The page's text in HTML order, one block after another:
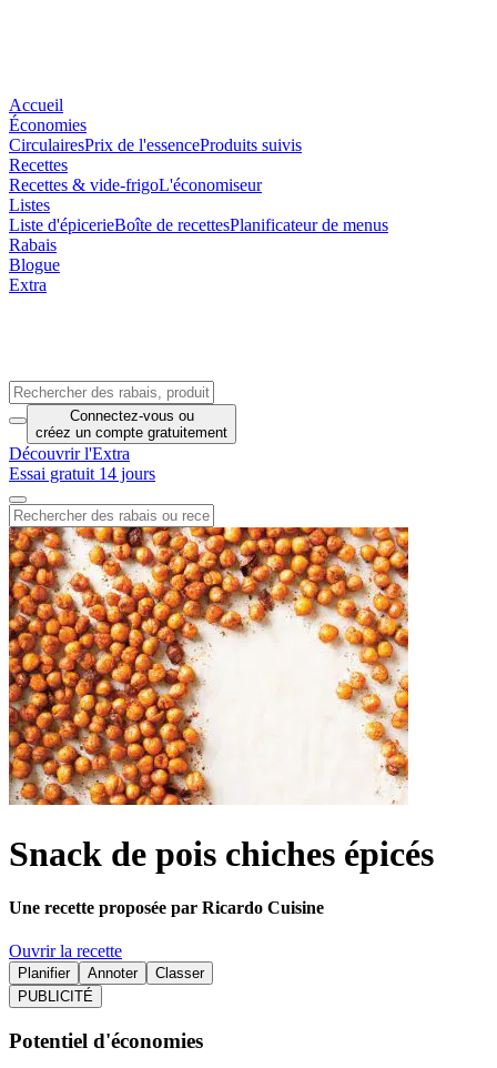
Accueil
Économies
CirculairesPrix de l'essenceProduits suivis
Recettes
Recettes & vide-frigoL'économiseur
Listes
Liste d'épicerieBoîte de recettesPlanificateur de menus
Rabais
Blogue
Extra
Connectez-vous ou
créez un compte gratuitement
Découvrir l'Extra
Essai gratuit 14 jours
Snack de pois chiches épicés
Une recette proposée par Ricardo Cuisine
Ouvrir la recette
Planifier Annoter
Classer
PUBLICITÉ
Potentiel d'économies